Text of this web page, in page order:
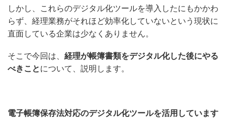
しかし、これらのデジタル化ツールを導入したにもかかわ
らず、経理業務がそれほど効率化していないという現状に
直面している企業は少なくありません。
そこで今回は、 経理が帳簿書類をデジタル化した後にやる
べきことについて、説明します。
電子帳簿保存法対応のデジタル化ツールを活用しています